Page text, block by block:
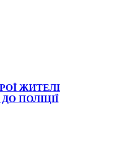
ЖИТЕЛІ
ПОЛІЦІЇ